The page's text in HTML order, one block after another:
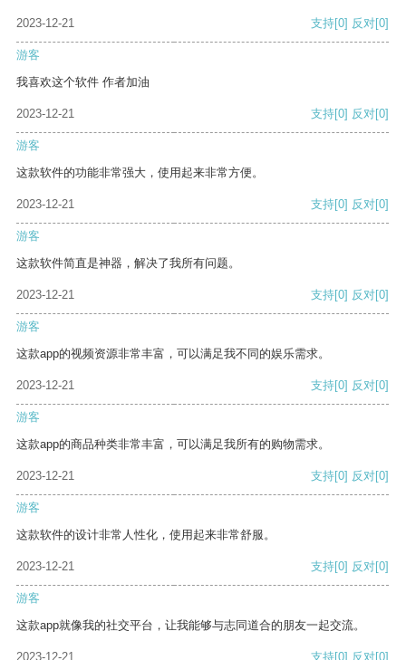
2023-12-21 支持[0] 反对[0]
游客
我喜欢这个软件 作者加油
2023-12-21 支持[0] 反对[0]
游客
这款软件的功能非常强大，使用起来非常方便。
2023-12-21 支持[0] 反对[0]
游客
这款软件简直是神器，解决了我所有问题。
2023-12-21 支持[0] 反对[0]
游客
这款app的视频资源非常丰富，可以满足我不同的娱乐需求。
2023-12-21 支持[0] 反对[0]
游客
这款app的商品种类非常丰富，可以满足我所有的购物需求。
2023-12-21 支持[0] 反对[0]
游客
这款软件的设计非常人性化，使用起来非常舒服。
2023-12-21 支持[0] 反对[0]
游客
这款app就像我的社交平台，让我能够与志同道合的朋友一起交流。
2023-12-21 支持[0] 反对[0]